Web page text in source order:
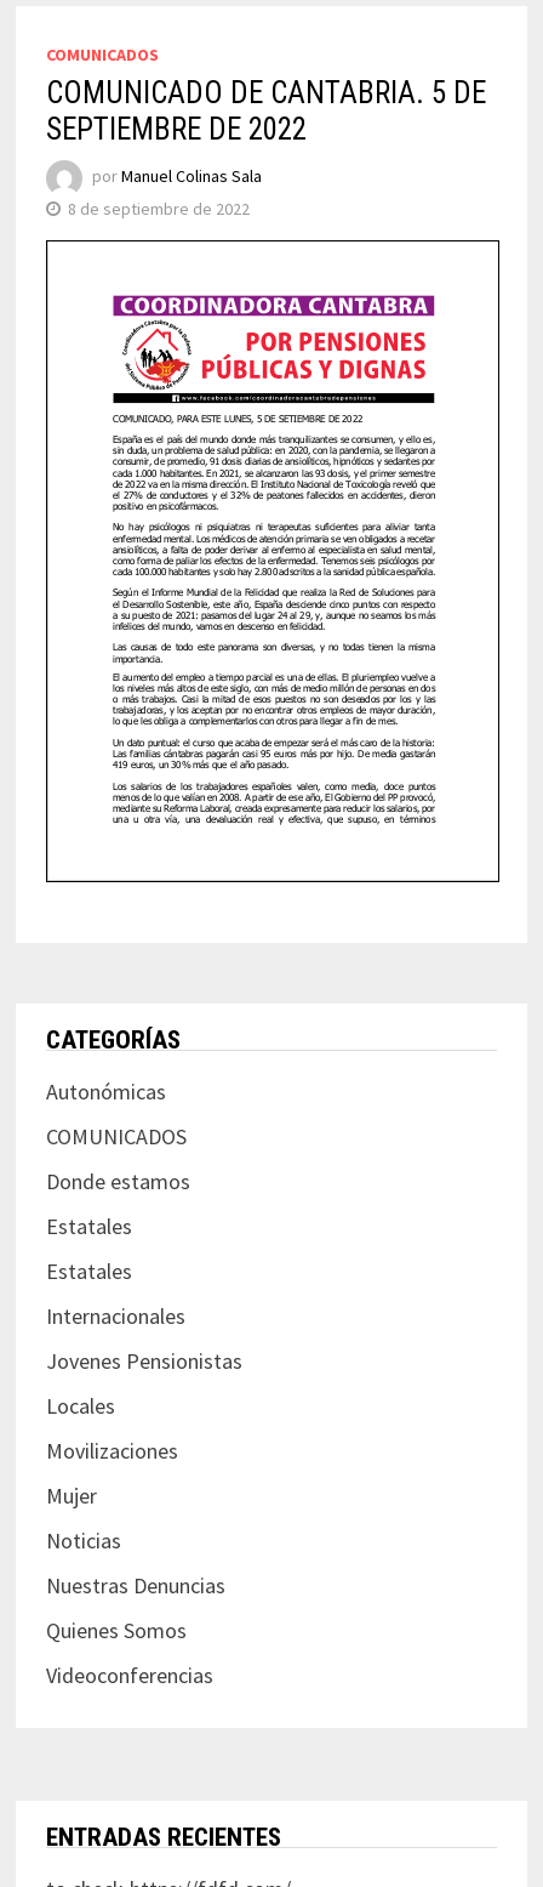
COMUNICADOS
COMUNICADO DE CANTABRIA. 5 DE
SEPTIEMBRE DE 2022
porManuel Colinas Sala
8 de septiembre de 2022
CATEGORÍAS
Autonómicas
COMUNICADOS
Donde estamos
Estatales
Estatales
Internacionales
Jovenes Pensionistas
Locales
Movilizaciones
Mujer
Noticias
Nuestras Denuncias
Quienes Somos
Videoconferencias
ENTRADAS RECIENTES